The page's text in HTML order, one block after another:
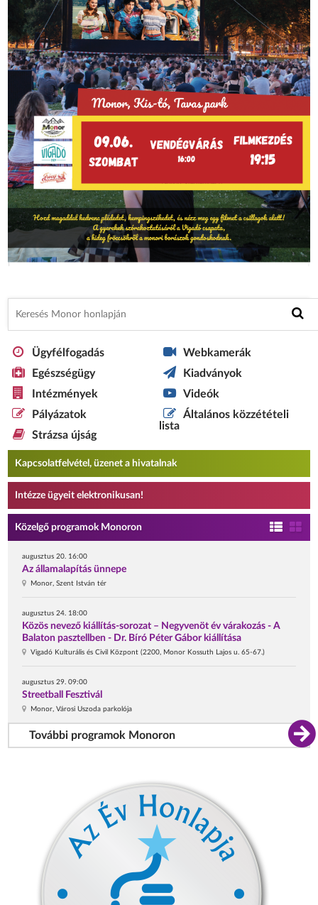
Ügyfélfogadás
Egészségügy
Intézmények
Pályázatok
Strázsa újság
Webkamerák
Kiadványok
Videók
Általános közzétételi
lista
Kapcsolatfelvétel, üzenet a hivatalnak
Intézze ügyeit elektronikusan!
Közelgő programok Monoron
augusztus 20. 16:00
Az államalapítás ünnepe
Monor, Szent István tér
augusztus 24. 18:00
Közös nevező kiállítás-sorozat – Negyvenöt év várakozás - A
Balaton pasztellben - Dr. Bíró Péter Gábor kiállítása
Vigadó Kulturális és Civil Központ (2200, Monor Kossuth Lajos u. 65-67.)
augusztus 29. 09:00
Streetball Fesztivál
Monor, Városi Uszoda parkolója
További programok Monoron